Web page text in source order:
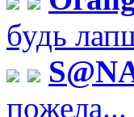
будь
пожела...